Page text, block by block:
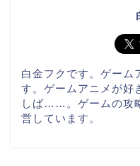
白金フクです。ゲーム
す。ゲームアニメが好
しば……。ゲームの攻
営しています。